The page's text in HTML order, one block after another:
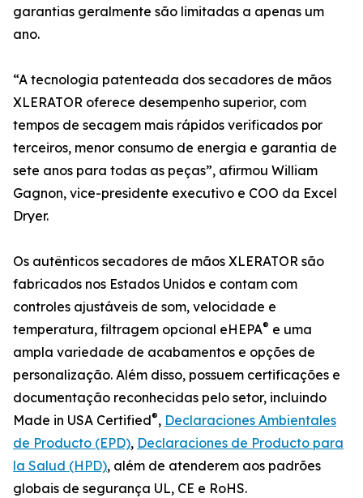
garantias geralmente são limitadas a apenas um
ano.
“A tecnologia patenteada dos secadores de mãos
XLERATOR oferece desempenho superior, com
tempos de secagem mais rápidos verificados por
terceiros, menor consumo de energia e garantia de
sete anos para todas as peças”, afirmou William
Gagnon, vice-presidente executivo e COO da Excel
Dryer.
Os autênticos secadores de mãos XLERATOR são
fabricados nos Estados Unidos e contam com
controles ajustáveis de som, velocidade e
temperatura, filtragem opcional eHEPA® e uma
ampla variedade de acabamentos e opções de
personalização. Além disso, possuem certificações e
documentação reconhecidas pelo setor, incluindo
Made in USA Certified®, Declaraciones Ambientales
de Producto (EPD), Declaraciones de Producto para
la Salud (HPD), além de atenderem aos padrões
globais de segurança UL, CE e RoHS.